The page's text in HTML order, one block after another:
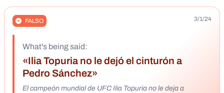
FALSO 3/1/24
What's being said:
«Ilia Topuria no le dejó el cinturón a
Pedro Sánchez»
El campeón mundial de UFC Ilia Topuria no le deja a